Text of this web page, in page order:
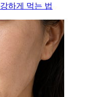
하게 먹는 법